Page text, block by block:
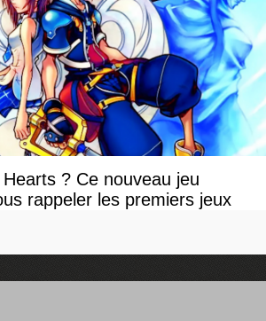
? Ce nouveau jeu
rappeler les premiers jeux